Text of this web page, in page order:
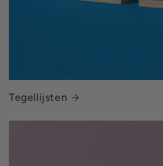
Tegellijsten